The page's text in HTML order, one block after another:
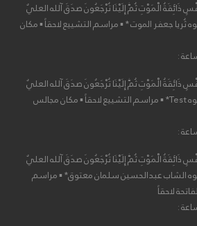
ذَائِقَةُ الْمَوْتِ ثُمَّ إِلَيْنَا تُرْجَعُونَ صدَقَ آلله العليٌ
جعفر الموت * ▪ مراسم التشييع لاحقاً ▪ مكان
ذَائِقَةُ الْمَوْتِ ثُمَّ إِلَيْنَا تُرْجَعُونَ صدَقَ آلله العليٌ
آلعظيْم *🔴 في ذمة الله وعفوه Test* ▪ مراسم التشييع لاحقاً ▪ مكان مجالس
ذَائِقَةُ الْمَوْتِ ثُمَّ إِلَيْنَا تُرْجَعُونَ صدَقَ آلله العليٌ
الشاب عبدالحسين سلمان معتوق* ▪ مراسم
لاحقاً